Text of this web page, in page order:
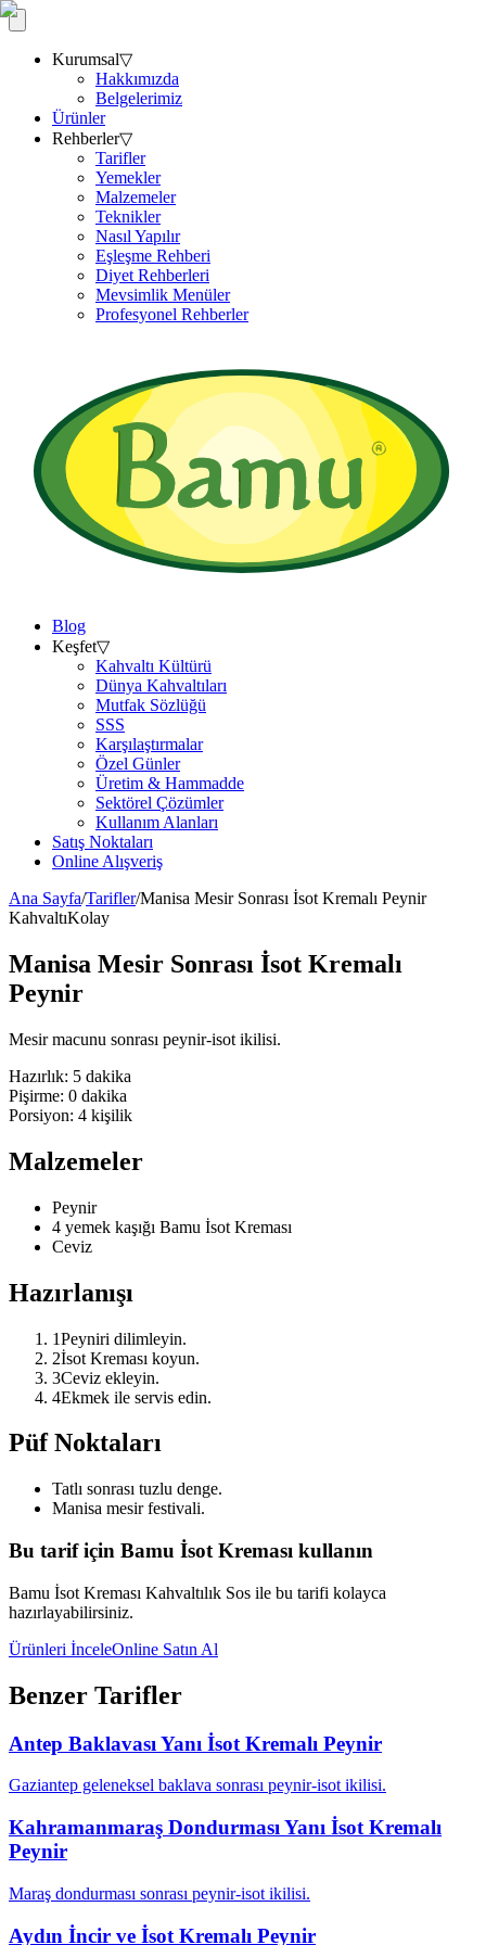
Kurumsal▽
Hakkımızda
Belgelerimiz
Ürünler
Rehberler▽
Tarifler
Yemekler
Malzemeler
Teknikler
Nasıl Yapılır
Eşleşme Rehberi
Diyet Rehberleri
Mevsimlik Menüler
Profesyonel Rehberler
Blog
Keşfet▽
Kahvaltı Kültürü
Dünya Kahvaltıları
Mutfak Sözlüğü
SSS
Karşılaştırmalar
Özel Günler
Üretim & Hammadde
Sektörel Çözümler
Kullanım Alanları
Satış Noktaları
Online Alışveriş
Ana Sayfa/Tarifler/Manisa Mesir Sonrası İsot Kremalı Peynir
KahvaltıKolay
Manisa Mesir Sonrası İsot Kremalı
Peynir
Mesir macunu sonrası peynir-isot ikilisi.
Hazırlık: 5 dakika
Pişirme: 0 dakika
Porsiyon: 4 kişilik
Malzemeler
Peynir
4 yemek kaşığı Bamu İsot Kreması
Ceviz
Hazırlanışı
1Peyniri dilimleyin.
2İsot Kreması koyun.
3Ceviz ekleyin.
4Ekmek ile servis edin.
Püf Noktaları
Tatlı sonrası tuzlu denge.
Manisa mesir festivali.
Bu tarif için Bamu İsot Kreması kullanın
Bamu İsot Kreması Kahvaltılık Sos ile bu tarifi kolayca
hazırlayabilirsiniz.
Ürünleri İnceleOnline Satın Al
Benzer Tarifler
Antep Baklavası Yanı İsot Kremalı Peynir
Gaziantep geleneksel baklava sonrası peynir-isot ikilisi.
Kahramanmaraş Dondurması Yanı İsot Kremalı
Peynir
Maraş dondurması sonrası peynir-isot ikilisi.
Aydın İncir ve İsot Kremalı Peynir